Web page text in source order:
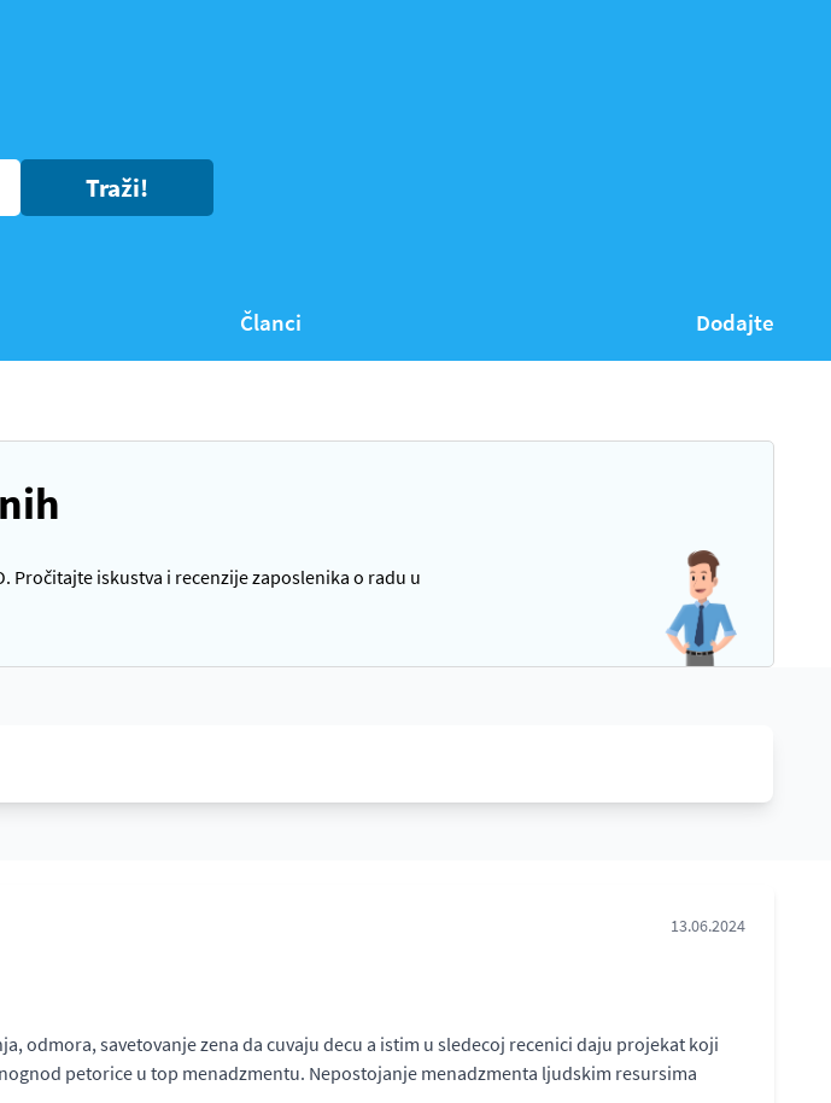
Traži!
Članci Dodajte
Pročitajte iskustva i recenzije zaposlenika o radu u
13.06.2024
odmora, savetovanje zena da cuvaju decu a istim u sledecoj recenici daju projekat koji
petorice u top menadzmentu. Nepostojanje menadzmenta ljudskim resursima